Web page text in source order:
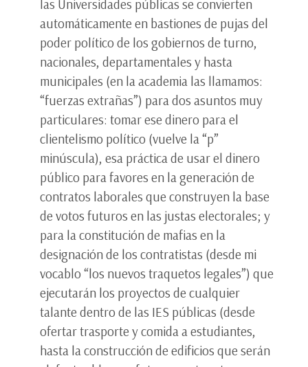
las Universidades públicas se convierten
automáticamente en bastiones de pujas del
poder político de los gobiernos de turno,
nacionales, departamentales y hasta
municipales (en la academia las llamamos:
“fuerzas extrañas”) para dos asuntos muy
particulares: tomar ese dinero para el
clientelismo político (vuelve la “p”
minúscula), esa práctica de usar el dinero
público para favores en la generación de
contratos laborales que construyen la base
de votos futuros en las justas electorales; y
para la constitución de mafias en la
designación de los contratistas (desde mi
vocablo “los nuevos traquetos legales”) que
ejecutarán los proyectos de cualquier
talante dentro de las IES públicas (desde
ofertar trasporte y comida a estudiantes,
hasta la construcción de edificios que serán